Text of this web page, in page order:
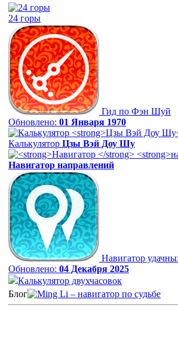
24 горы
Гид по Фэн Шуй
Обновлено: 01 Января 1970
Калькулятор Цзы Вэй Доу Шу
Навигатор направлений
Навигатор
Обновлено: 04 Декабря 2025
Калькулятор двухчасовок
Блог